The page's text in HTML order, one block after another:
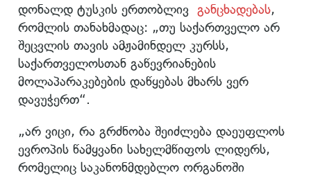
დონალდ ტუსკის ერთობლივ განცხადებას,
რომლის თანახმადაც: „თუ საქართველო არ
შეცვლის თავის ამჟამინდელ კურსს,
საქართველოსთან გაწევრიანების
მოლაპარაკებების დაწყებას მხარს ვერ
დავუჭერთ“.
„არ ვიცი, რა გრძნობა შეიძლება დაეუფლოს
ევროპის წამყვანი სახელმწიფოს ლიდერს,
რომელიც საკანონმდებლო ორგანოში